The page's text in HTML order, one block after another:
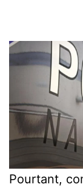
Pourtant,